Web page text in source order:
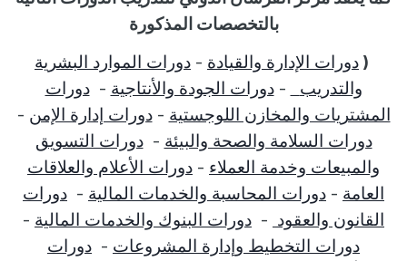
بالتخصصات المذكورة
( دورات الإدارة والقيادة - دورات الموارد البشرية
والتدريب
- دورات الجودة والأنتاجية-
دورات
المشتريات والمخازن اللوجستية- دورات إدارة الإمن-
دورات السلامة والصحة والبيئة-
دورات التسويق
والمبيعات وخدمة العملاء- دورات الأعلام والعلاقات
العامة- دورات المحاسبة والخدمات المالية-
دورات
القانون والعقود - دورات البنوك والخدمات المالية-
دورات التخطيط وإدارة المشروعات-
دورات